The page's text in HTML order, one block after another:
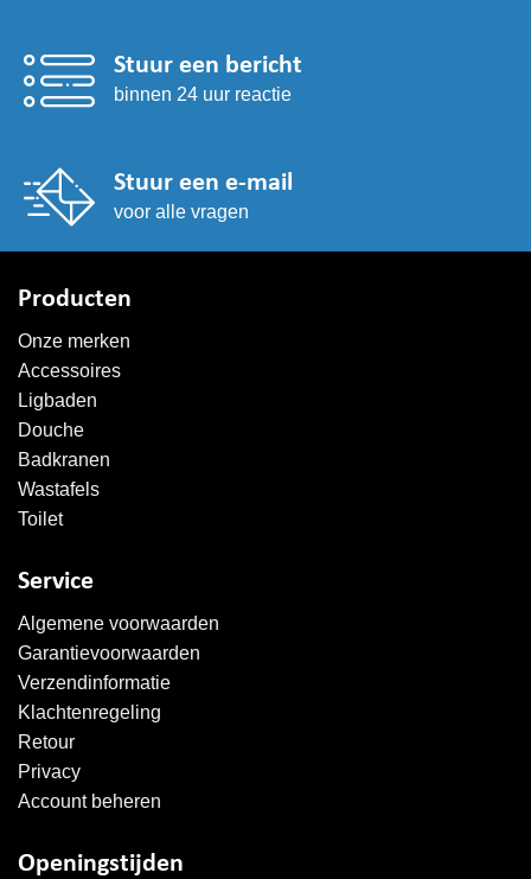
Stuur een bericht
binnen 24 uur reactie
Stuur een e-mail
voor alle vragen
Producten
Onze merken
Accessoires
Ligbaden
Douche
Badkranen
Wastafels
Toilet
Service
Algemene voorwaarden
Garantievoorwaarden
Verzendinformatie
Klachtenregeling
Retour
Privacy
Account beheren
Openingstijden